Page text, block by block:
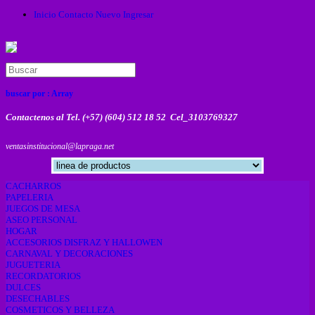
Inicio Contacto Nuevo Ingresar
buscar por : Array
Contactenos al Tel. (+57) (604) 512 18 52 Cel_3103769327
ventasinstitucional@lapraga.net
CACHARROS
PAPELERIA
JUEGOS DE MESA
ASEO PERSONAL
HOGAR
ACCESORIOS DISFRAZ Y HALLOWEN
CARNAVAL Y DECORACIONES
JUGUETERIA
RECORDATORIOS
DULCES
DESECHABLES
COSMETICOS Y BELLEZA